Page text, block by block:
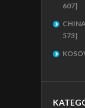
607]
573]